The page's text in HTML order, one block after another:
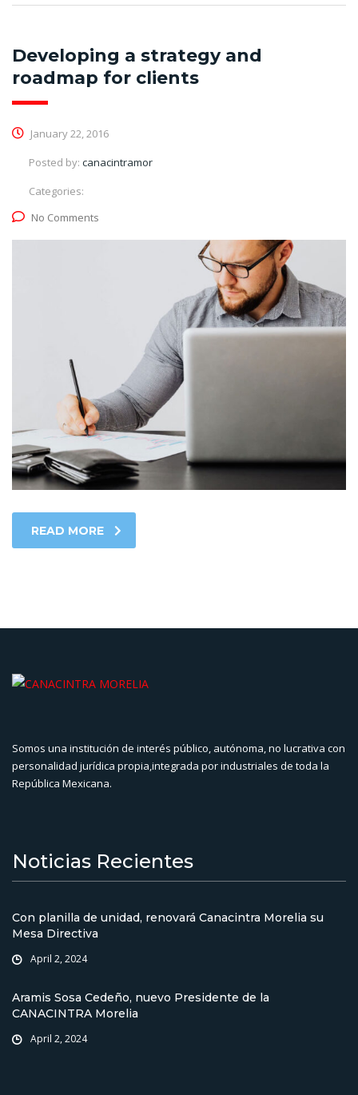
Developing a strategy and
roadmap for clients
January 22, 2016
Posted by: canacintramor
Categories:
No Comments
READ MORE
Somos una institución de interés público, autónoma, no lucrativa con
personalidad jurídica propia,integrada por industriales de toda la
República Mexicana.
Noticias Recientes
Con planilla de unidad, renovará Canacintra Morelia su
Mesa Directiva
April 2, 2024
Aramis Sosa Cedeño, nuevo Presidente de la
CANACINTRA Morelia
April 2, 2024